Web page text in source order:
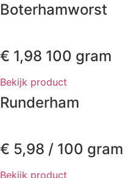
Boterhamworst
€ 1,98 100 gram
Bekijk product
Runderham
€ 5,98 / 100 gram
Bekijk product